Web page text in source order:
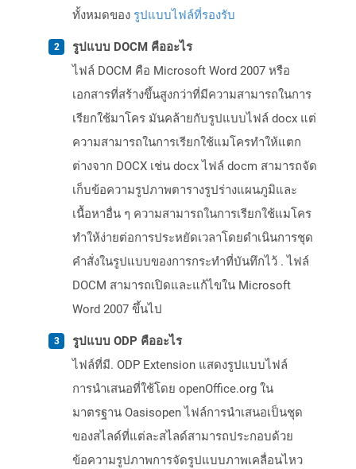
ทั้งหมดของ รูปแบบไฟล์ที่รองรับ
รูปแบบ DOCM คืออะไร
ไฟล์ DOCM คือ Microsoft Word 2007 หรือ
เอกสารที่สร้างขึ้นสูงกว่าที่มีความสามารถในการ
เรียกใช้มาโคร มันคล้ายกับรูปแบบไฟล์ docx แต่
ความสามารถในการเรียกใช้แมโครทำให้แตก
ต่างจาก DOCX เช่น docx ไฟล์ docm สามารถจัด
เก็บข้อความรูปภาพตารางรูปร่างแผนภูมิและ
เนื้อหาอื่น ๆ ความสามารถในการเรียกใช้แมโคร
ทำให้ง่ายต่อการประหยัดเวลาโดยดำเนินการชุด
คำสั่งในรูปแบบของการกระทำที่บันทึกไว้ . ไฟล์
DOCM สามารถเปิดและแก้ไขใน Microsoft
Word 2007 ขึ้นไป
รูปแบบ ODP คืออะไร
ไฟล์ที่มี. ODP Extension แสดงรูปแบบไฟล์
การนำเสนอที่ใช้โดย openOffice.org ใน
มาตรฐาน Oasisopen ไฟล์การนำเสนอเป็นชุด
ของสไลด์ที่แต่ละสไลด์สามารถประกอบด้วย
ข้อความรูปภาพการจัดรูปแบบภาพเคลื่อนไหว